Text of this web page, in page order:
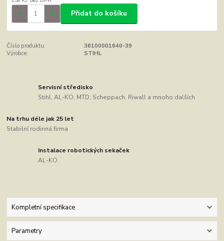
Přidat do košíku
Číslo produktu:
36100001640-39
Výrobce:
STIHL
Servisní středisko
Stihl, AL-KO, MTD, Scheppach, Riwall a mnoho dalších
Na trhu déle jak 25 let
Stabilní rodinná firma
Instalace robotických sekaček
AL-KO
Kompletní specifikace
Parametry